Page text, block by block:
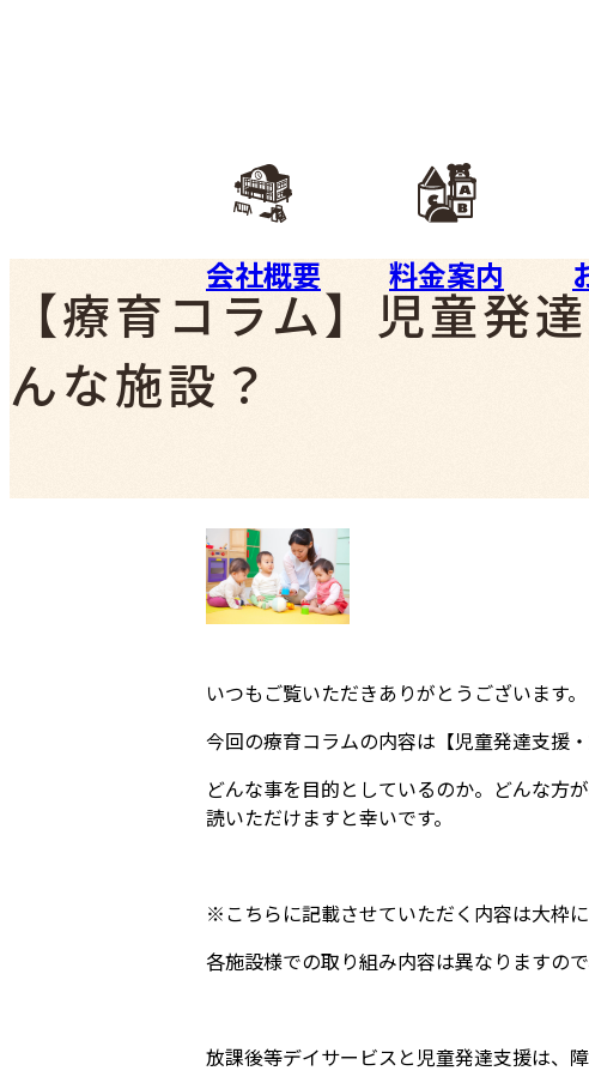
会社概要 料金案内
【療育コラム】児童発
んな施設？
いつもご覧いただきありがとうございます。
今回の療育コラムの内容は【児童発達支援
どんな事を目的としているのか。どんな方
読いただけますと幸いです。
※こちらに記載させていただく内容は大枠に
各施設様での取り組み内容は異なりますの
放課後等デイサービスと児童発達支援は、